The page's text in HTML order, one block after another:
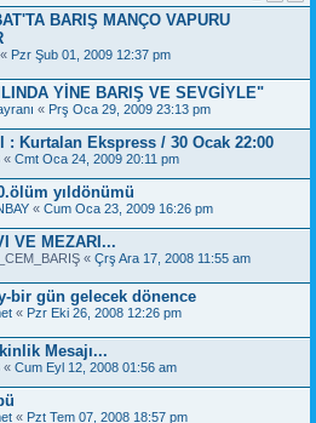
BARIŞ MANÇO VAPURU
« Pzr Şub 01, 2009 12:37 pm
YİNE BARIŞ VE SEVGİYLE"
« Prş Oca 29, 2009 23:13 pm
: Kurtalan Ekspress / 30 Ocak 22:00
« Cmt Oca 24, 2009 20:11 pm
yıldönümü
« Cum Oca 23, 2009 16:26 pm
VE MEZARI...
« Çrş Ara 17, 2008 11:55 am
bir gün gelecek dönence
« Pzr Eki 26, 2008 12:26 pm
Mesajı...
« Cum Eyl 12, 2008 01:56 am
« Pzt Tem 07, 2008 18:57 pm